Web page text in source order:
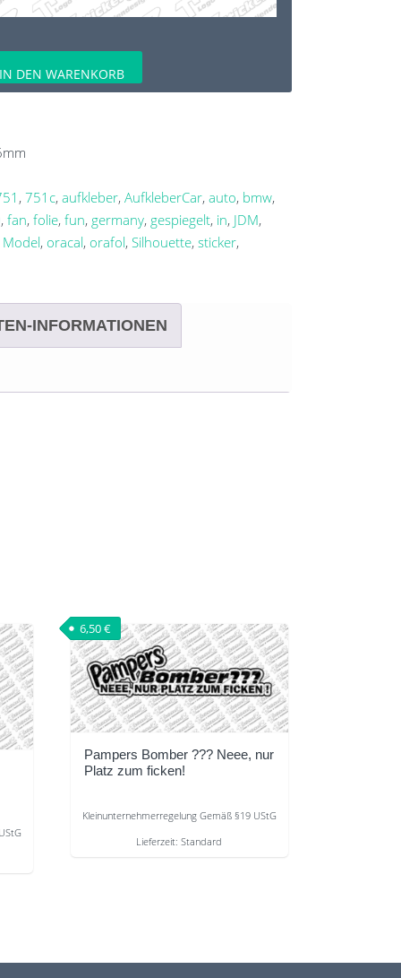
IN DEN WARENKORB
mm
, 751c, aufkleber, AufkleberCar, auto, bmw,
, fan, folie, fun, germany, gespiegelt, in, JDM,
Model, oracal, orafol, Silhouette, sticker,
INFORMATIONEN
Pampers Bomber ??? Neee, nur
Platz zum ficken!
6,50€
Kleinunternehmerregelung Gemäß §19 UStG
Lieferzeit:Standard